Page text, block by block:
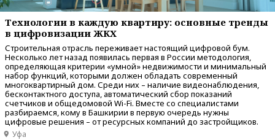
Технологии в каждую квартиру: основные тренды
в цифровизации ЖКХ
Строительная отрасль переживает настоящий цифровой бум.
Несколько лет назад появилась первая в России методология,
определяющая критерии «умной» недвижимости и минимальный
набор функций, которыми должен обладать современный
многоквартирный дом. Среди них – наличие видеонаблюдения,
бесконтактного доступа, автоматический сбор показаний
счетчиков и общедомовой Wi-Fi. Вместе со специалистами
разбираемся, кому в Башкирии в первую очередь нужны
цифровые решения – от ресурсных компаний до застройщиков.
Уфа